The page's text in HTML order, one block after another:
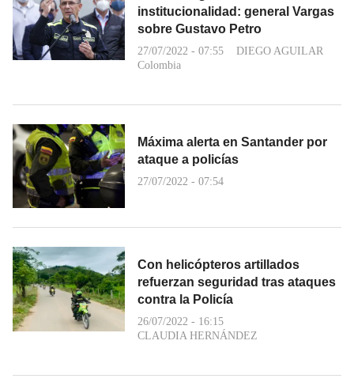
institucionalidad: general Vargas
sobre Gustavo Petro
27/07/2022 - 07:55
DIEGO AGUILAR
Colombia
Máxima alerta en Santander por
ataque a policías
27/07/2022 - 07:54
Con helicópteros artillados
refuerzan seguridad tras ataques
contra la Policía
26/07/2022 - 16:15
CLAUDIA HERNÁNDEZ